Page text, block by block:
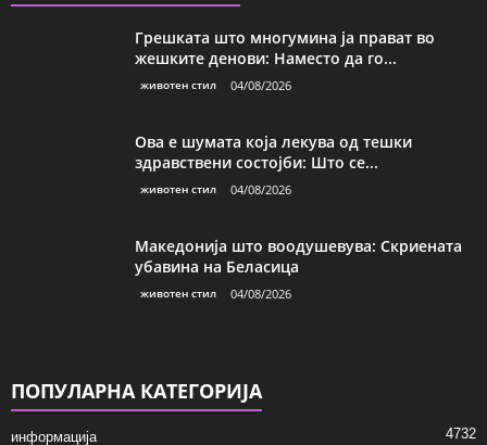
Грешката што многумина ја прават во
жешките денови: Наместо да го...
животен стил 04/08/2026
Ова е шумата која лекува од тешки
здравствени состојби: Што се...
животен стил 04/08/2026
Македонија што воодушевува: Скриената
убавина на Беласица
животен стил 04/08/2026
ПОПУЛАРНА КАТЕГОРИЈА
информација 4732